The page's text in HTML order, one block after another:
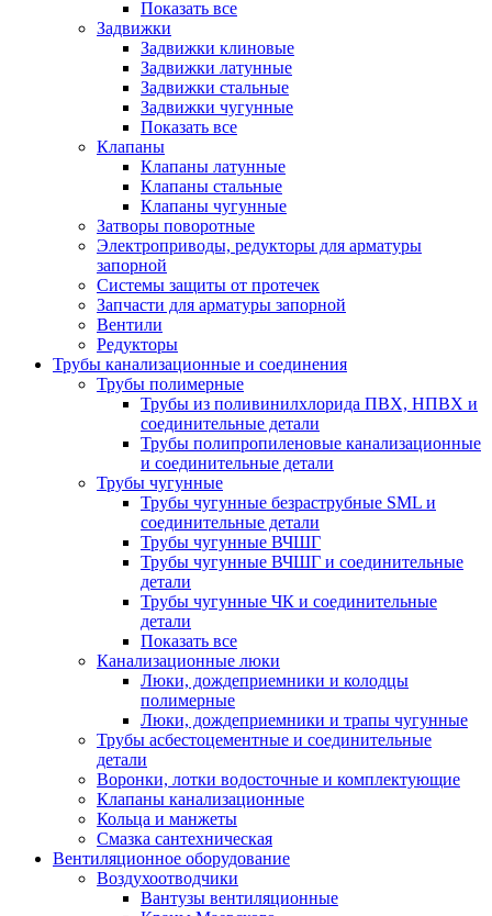
Показать все
Задвижки
Задвижки клиновые
Задвижки латунные
Задвижки стальные
Задвижки чугунные
Показать все
Клапаны
Клапаны латунные
Клапаны стальные
Клапаны чугунные
Затворы поворотные
Электроприводы, редукторы для арматуры
запорной
Системы защиты от протечек
Запчасти для арматуры запорной
Вентили
Редукторы
Трубы канализационные и соединения
Трубы полимерные
Трубы из поливинилхлорида ПВХ, НПВХ и
соединительные детали
Трубы полипропиленовые канализационные
и соединительные детали
Трубы чугунные
Трубы чугунные безраструбные SML и
соединительные детали
Трубы чугунные ВЧШГ
Трубы чугунные ВЧШГ и соединительные
детали
Трубы чугунные ЧК и соединительные
детали
Показать все
Канализационные люки
Люки, дождеприемники и колодцы
полимерные
Люки, дождеприемники и трапы чугунные
Трубы асбестоцементные и соединительные
детали
Воронки, лотки водосточные и комплектующие
Клапаны канализационные
Кольца и манжеты
Смазка сантехническая
Вентиляционное оборудование
Воздухоотводчики
Вантузы вентиляционные